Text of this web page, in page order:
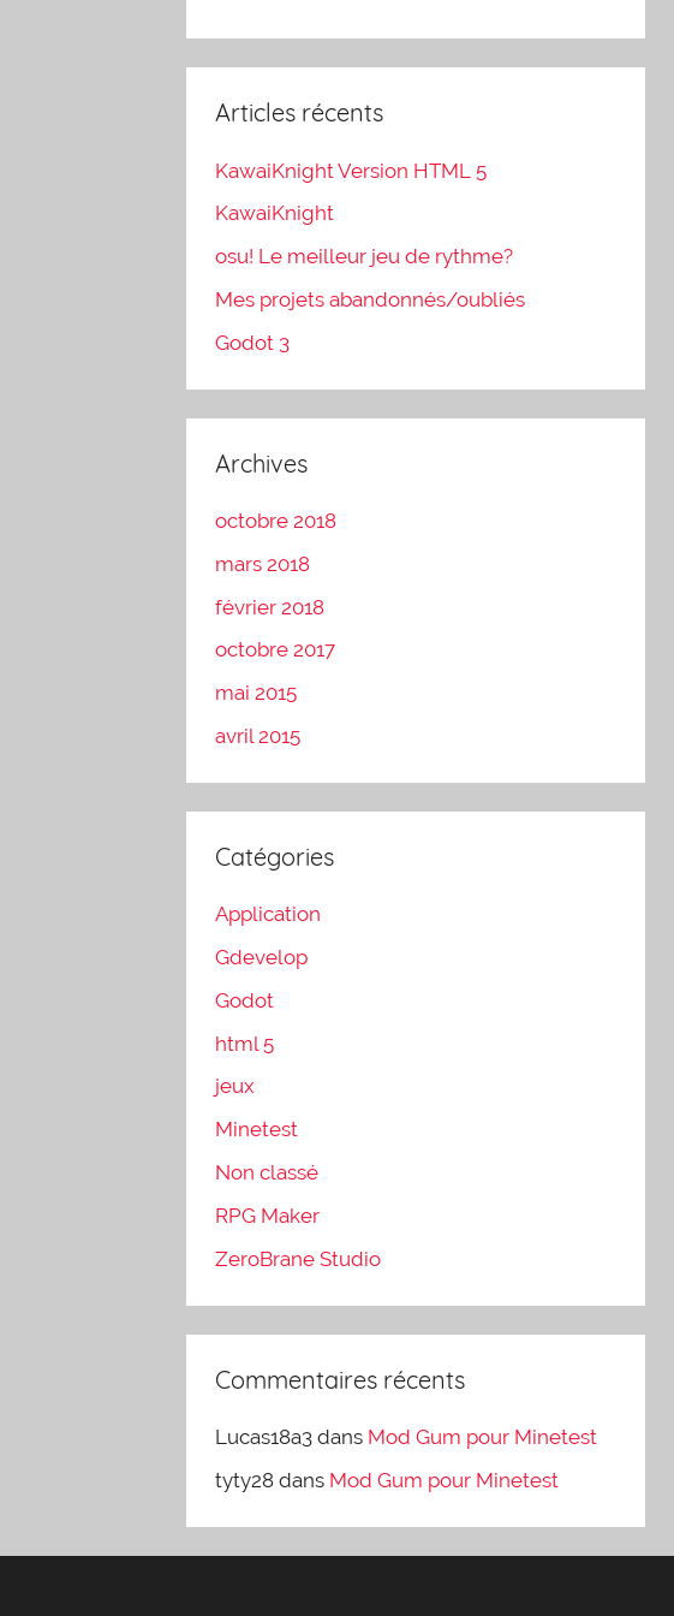
Articles récents
KawaiKnight Version HTML 5
KawaiKnight
osu! Le meilleur jeu de rythme?
Mes projets abandonnés/oubliés
Godot 3
Archives
octobre 2018
mars 2018
février 2018
octobre 2017
mai 2015
avril 2015
Catégories
Application
Gdevelop
Godot
html 5
jeux
Minetest
Non classé
RPG Maker
ZeroBrane Studio
Commentaires récents
Lucas18a3 dans Mod Gum pour Minetest
tyty28 dans Mod Gum pour Minetest